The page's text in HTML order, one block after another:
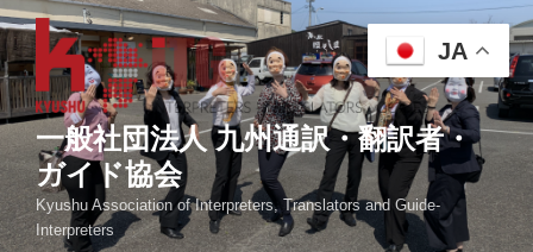
コ
ン
テ
ン
ツ
ス
キ
ッ
一般社団法人 九州通訳・翻訳者・
ガイド協会
Kyushu Association of Interpreters, Translators and Guide-
Interpreters
JA